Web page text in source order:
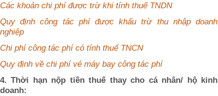
Các khoản chi phí được trừ khi tính thuế TNDN
Quy định công tác phí được khấu trừ thu nhập doanh
nghiệp
Chi phí công tác phí có tính thuế TNCN
Quy định về chi phí vé máy bay công tác phí
4. Thời hạn nộp tiền thuế thay cho cá nhân/ hộ kinh
doanh: